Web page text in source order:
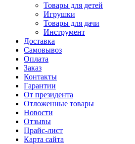
Товары для детей
Игрушки
Товары для дачи
Инструмент
Доставка
Самовывоз
Оплата
Заказ
Контакты
Гарантии
От президента
Отложенные товары
Новости
Отзывы
Прайс-лист
Карта сайта